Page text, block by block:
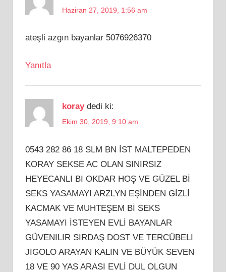
Haziran 27, 2019, 1:56 am
ateşli azgın bayanlar 5076926370
Yanıtla
koray dedi ki:
Ekim 30, 2019, 9:10 am
0543 282 86 18 SLM BN İST MALTEPEDEN
KORAY SEKSE AC OLAN SINIRSIZ
HEYECANLI BI OKDAR HOŞ VE GÜZEL Bİ
SEKS YASAMAYI ARZLYN EŞİNDEN GİZLİ
KACMAK VE MUHTEŞEM Bİ SEKS
YASAMAYI İSTEYEN EVLİ BAYANLAR
GÜVENILIR SIRDAŞ DOST VE TERCÜBELI
JIGOLO ARAYAN KALIN VE BÜYÜK SEVEN
18 VE 90 YAS ARASI EVLİ DUL OLGUN